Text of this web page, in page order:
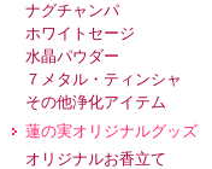
ナグチャンパ
ホワイトセージ
水晶パウダー
７メタル・ティンシャ
その他浄化アイテム
蓮の実オリジナルグッズ
オリジナルお香立て